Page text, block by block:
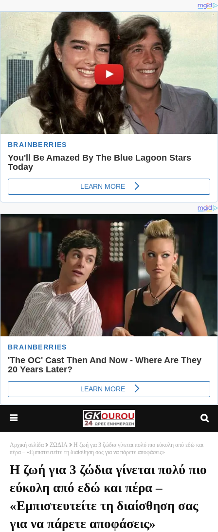
Αρχική σελίδα ΖΩΔΙΑ
Η ζωή για 3 ζώδια γίνεται πολύ πιο εύκολη από εδώ και
πέρα – «Εμπιστευτείτε τη διαίσθηση σας για να πάρετε αποφάσεις»
Η ζωή για 3 ζώδια γίνεται πολύ πιο
εύκολη από εδώ και πέρα –
«Εμπιστευτείτε τη διαίσθηση σας
για να πάρετε αποφάσεις»